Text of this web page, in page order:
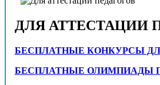
ДЛЯ АТТЕСТАЦИИ
БЕСПЛАТНЫЕ КОНКУРСЫ
БЕСПЛАТНЫЕ ОЛИМПИАДЫ